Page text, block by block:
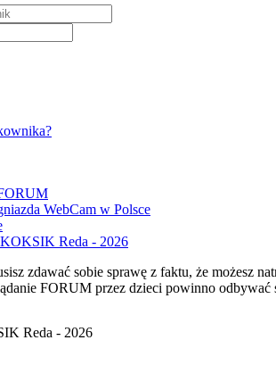
WebCam w Polsce
Reda - 2026
zdawać sobie sprawę z faktu, że możesz
FORUM przez dzieci powinno odbywać
Reda - 2026